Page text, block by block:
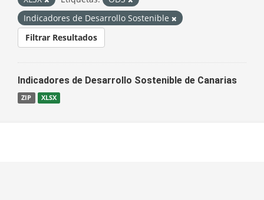
Indicadores de Desarrollo Sostenible
Filtrar Resultados
Indicadores de Desarrollo Sostenible de Canarias
ZIP XLSX